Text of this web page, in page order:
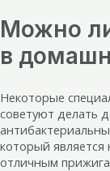
Можно
в
Некоторые
советуют делать
который
отличным